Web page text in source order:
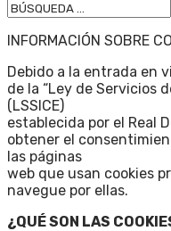
INFORMACIÓN SOBRE
Debido a la entrada en
de la “Ley de Servicios
(LSSICE)
establecida por el Real
obtener el
las páginas
web que usan cookies
navegue por ellas.
¿QUÉ SON LAS